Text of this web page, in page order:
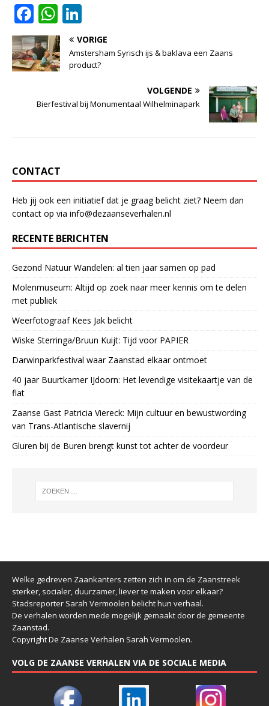
F
a
c
e
o
W
h
at
s
p
n
k
e
n
VORIGE
Amstersham Syrisch ijs & baklava een Zaans
product?
VOLGENDE
Bierfestival bij Monumentaal Wilhelminapark
CONTACT
Heb jij ook een initiatief dat je graag belicht ziet? Neem dan
contact op via info@dezaanseverhalen.nl
RECENTE BERICHTEN
Gezond Natuur Wandelen: al tien jaar samen op pad
Molenmuseum: Altijd op zoek naar meer kennis om te delen
met publiek
Weerfotograaf Kees Jak belicht
Wiske Sterringa/Bruun Kuijt: Tijd voor PAPIER
Darwinparkfestival waar Zaanstad elkaar ontmoet
40 jaar Buurtkamer IJdoorn: Het levendige visitekaartje van de
flat
Zaanse Gast Patricia Viereck: Mijn cultuur en bewustwording
van Trans-Atlantische slavernij
Gluren bij de Buren brengt kunst tot achter de voordeur
Welke gedreven Zaankanters zetten zich in om de Zaanstreek
sterker, socialer, duurzamer, liever te maken voor elkaar?
Stadsreporter Sarah Vermoolen belicht hun verhaal.
De verhalen worden mede mogelijk gemaakt door de gemeente
Zaanstad.
Copyright De Zaanse Verhalen Sarah Vermoolen.
VOLG DE ZAANSE VERHALEN VIA DE SOCIALE MEDIA